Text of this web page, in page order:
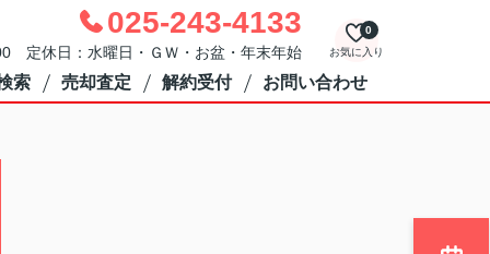
025-243-4133
定休日：水曜日・ＧＷ・お盆・年末年始 お気に入り
0
索 売却査定 解約受付 お問い合わせ